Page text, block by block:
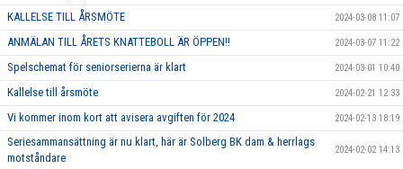
KALLELSE TILL ÅRSMÖTE 2024-03-08 11:07
ANMÄLAN TILL ÅRETS KNATTEBOLL ÄR ÖPPEN!! 2024-03-07 11:22
Spelschemat för seniorserierna är klart 2024-03-01 10:40
Kallelse till årsmöte 2024-02-21 12:33
Vi kommer inom kort att avisera avgiften för 2024 2024-02-13 18:19
Seriesammansättning är nu klart, här är Solberg BK dam & herrlags
motståndare
2024-02-02 14:13